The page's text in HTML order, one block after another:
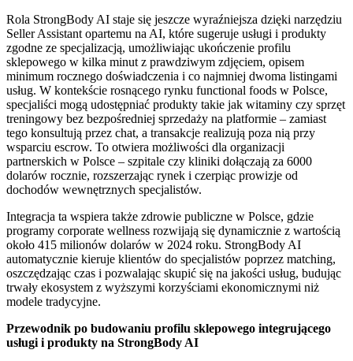
Rola StrongBody AI staje się jeszcze wyraźniejsza dzięki narzędziu
Seller Assistant opartemu na AI, które sugeruje usługi i produkty
zgodne ze specjalizacją, umożliwiając ukończenie profilu
sklepowego w kilka minut z prawdziwym zdjęciem, opisem
minimum rocznego doświadczenia i co najmniej dwoma listingami
usług. W kontekście rosnącego rynku functional foods w Polsce,
specjaliści mogą udostępniać produkty takie jak witaminy czy sprzęt
treningowy bez bezpośredniej sprzedaży na platformie – zamiast
tego konsultują przez chat, a transakcje realizują poza nią przy
wsparciu escrow. To otwiera możliwości dla organizacji
partnerskich w Polsce – szpitale czy kliniki dołączają za 6000
dolarów rocznie, rozszerzając rynek i czerpiąc prowizje od
dochodów wewnętrznych specjalistów.
Integracja ta wspiera także zdrowie publiczne w Polsce, gdzie
programy corporate wellness rozwijają się dynamicznie z wartością
około 415 milionów dolarów w 2024 roku. StrongBody AI
automatycznie kieruje klientów do specjalistów poprzez matching,
oszczędzając czas i pozwalając skupić się na jakości usług, budując
trwały ekosystem z wyższymi korzyściami ekonomicznymi niż
modele tradycyjne.
Przewodnik po budowaniu profilu sklepowego integrującego
usługi i produkty na StrongBody AI